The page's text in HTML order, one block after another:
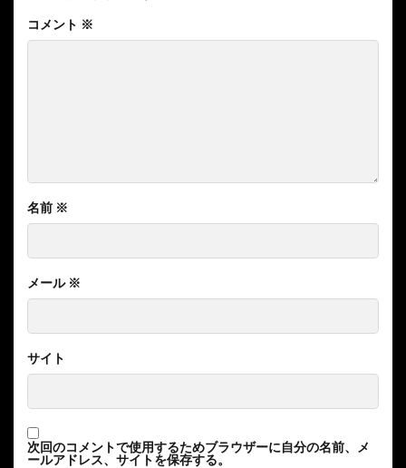
コメント ※
名前 ※
メール ※
サイト
次回のコメントで使用するためブラウザーに自分の名前、メ
ールアドレス、サイトを保存する。